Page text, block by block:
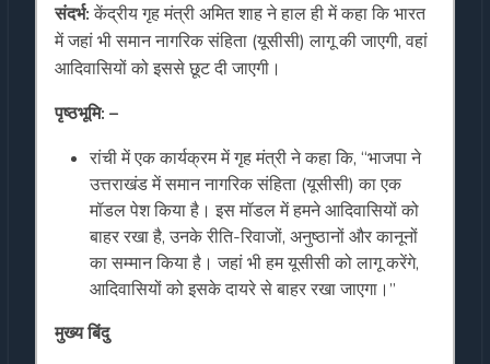
संदर्भ:केंद्रीय गृह मंत्री अमित शाह ने हाल ही में कहा कि भारत
में जहां भी समान नागरिक संहिता (यूसीसी) लागू की जाएगी, वहां
आदिवासियों को इससे छूट दी जाएगी।
पृष्ठभूमि: –
रांची में एक कार्यक्रम में गृह मंत्री ने कहा कि, “भाजपा ने
उत्तराखंड में समान नागरिक संहिता (यूसीसी) का एक
मॉडल पेश किया है। इस मॉडल में हमने आदिवासियों को
बाहर रखा है, उनके रीति-रिवाजों, अनुष्ठानों और कानूनों
का सम्मान किया है। जहां भी हम यूसीसी को लागू करेंगे,
आदिवासियों को इसके दायरे से बाहर रखा जाएगा।”
मुख्य बिंदु